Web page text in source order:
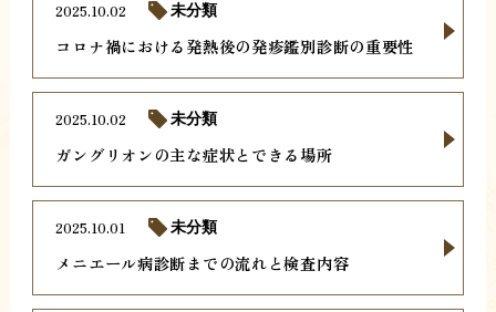
コロナ禍における発熱後の発疹鑑別診断の重要性
2025.10.02 未分類
ガングリオンの主な症状とできる場所
2025.10.02 未分類
メニエール病診断までの流れと検査内容
2025.10.01 未分類